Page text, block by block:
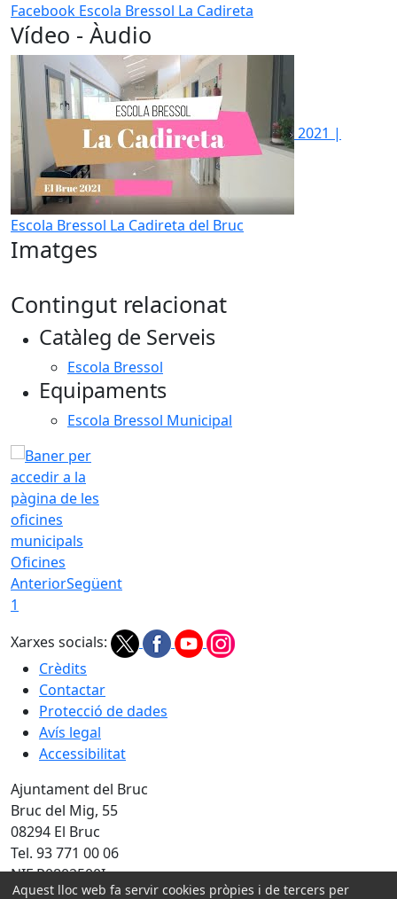
Facebook Escola Bressol La Cadireta
Vídeo - Àudio
2021 |
Escola Bressol La Cadireta del Bruc
Imatges
Contingut relacionat
Catàleg de Serveis
Escola Bressol
Equipaments
Escola Bressol Municipal
Oficines
AnteriorSegüent
1
Xarxes socials:
Crèdits
Contactar
Protecció de dades
Avís legal
Accessibilitat
Ajuntament del Bruc
Bruc del Mig, 55
08294 El Bruc
Tel. 93 771 00 06
NIF P0802500I
Aquest lloc web fa servir cookies pròpies i de tercers per